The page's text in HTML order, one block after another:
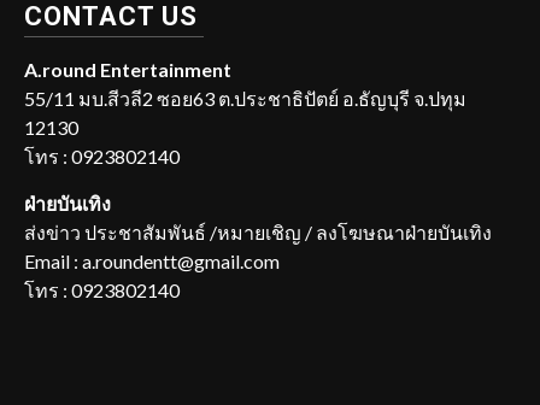
CONTACT US
A.round Entertainment
55/11 มบ.สีวลี2 ซอย63 ต.ประชาธิปัตย์ อ.ธัญบุรี จ.ปทุม
12130
โทร : 0923802140
ฝ่ายบันเทิง
ส่งข่าว ประชาสัมพันธ์ /หมายเชิญ / ลงโฆษณาฝ่ายบันเทิง
Email : a.roundentt@gmail.com
โทร : 0923802140